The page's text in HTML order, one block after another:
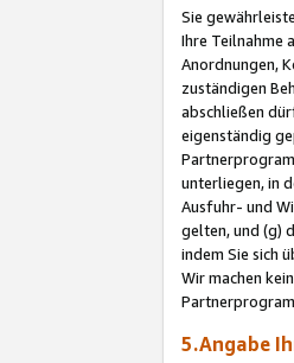
Sie
Ihre Teilnahme
Anordnungen,
zuständigen
abschließen
eigenständig
unterliegen, in
Ausfuhr- und
gelten, und (g)
indem Sie sich
Wir machen
5.Angabe